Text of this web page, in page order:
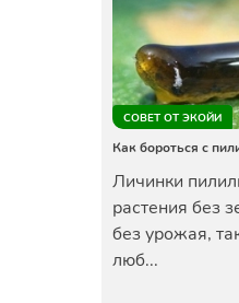
СОВЕТ ОТ ЭКОЙИ
Как бороться с
Личинки
растения без
без урожая,
люб...